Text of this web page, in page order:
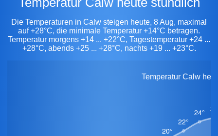
Die Temperaturen in Calw steigen heute, 8 Aug, maximal
auf +28°C, die minimale Temperatur +14°C betragen.
Temperatur morgens +14 ... +22°C, Tagestemperatur +24 ...
+28°C, abends +25 ... +28°C, nachts +19 ... +23°C.
Temperatur Calw